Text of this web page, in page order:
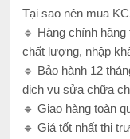
Tại sao nên mua
🔹 Hàng chính
chất lượng, nhập
🔹 Bảo hành 12
dịch vụ sửa chữa
🔹 Giao hàng toàn
🔹 Giá tốt nhất thị